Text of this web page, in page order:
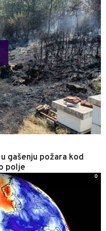
gašenju požara kod
polje
0